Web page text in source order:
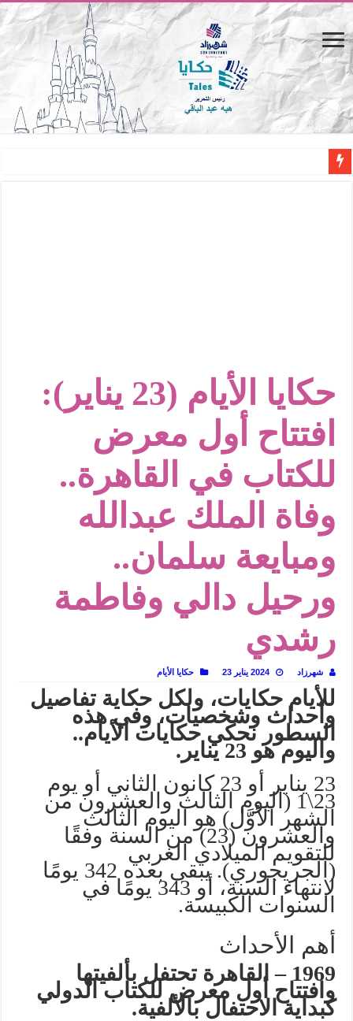
من سيرة «إيفان أجيلي» إلى نسيج الحكاية.. رحلة بسمة ناجي مع الكتابة والترجمة
من «أرشيف ريبليكا» إلى «ساحر أوز».. رحلة بسمة ناجي مع الترجمة (الجزء الأول)
من مطابخ الأسواق لـ«الدليفري».. كيف طهت المدن قديماً طعامها؟
“الرحالة العرب واكتشاف أوروبا”.. قراءة جديدة لبدايات “الاستغراب”
عوالم منصورة عز الدين.. حين يصبح الزمن بطل الرواية
الطعام في الحضارة الإسلامية.. تاريخ يُقرأ بالنكهات
يوم شاهدت زينات صدقي على المسرح وسرحت!
حكايا الأيام (23 يناير):
افتتاح أول معرض
للكتاب في القاهرة..
وفاة الملك عبدالله
ومبايعة سلمان..
ورحيل دالي وفاطمة
رشدي
شهرزاد 2024 يناير 23 حكايا الأيام
للأيام حكايات، ولكل حكاية تفاصيل
وأحداث وشخصيات، وفي هذه
السطور نحكي حكايات الأيام..
واليوم هو 23 يناير.
23 يناير أو 23 كانون الثاني أو يوم
23\1 (اليوم الثالث والعشرون من
الشهر الأوَّل) هو اليوم الثالث
والعشرون (23) من السنة وفقًا
للتقويم الميلادي الغربي
(الجريجوري). يبقى بعده 342 يومًا
لانتهاء السنة، أو 343 يومًا في
السنوات الكبيسة.
أهم الأحداث
1969 – القاهرة تحتفل بألفيتها
وافتتاح أول معرض للكتاب الدولي
كبداية الاحتفال بالألفية.